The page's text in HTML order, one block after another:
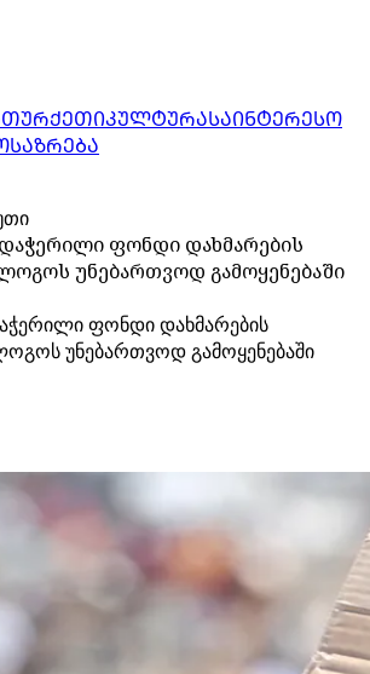
ᲗᲣᲠᲥᲔᲗᲘᲙᲣᲚᲢᲣᲠᲐᲡᲐᲘᲜᲢᲔᲠᲔᲡᲝ
ფონდი დახმარების
უნებართვოდ გამოყენებაში
ფონდი დახმარების
უნებართვოდ გამოყენებაში